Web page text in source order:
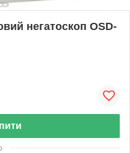
негатоскоп OSD-